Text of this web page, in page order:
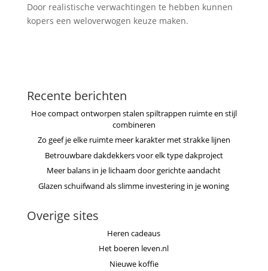
Door realistische verwachtingen te hebben kunnen
kopers een weloverwogen keuze maken.
Recente berichten
Hoe compact ontworpen stalen spiltrappen ruimte en stijl
combineren
Zo geef je elke ruimte meer karakter met strakke lijnen
Betrouwbare dakdekkers voor elk type dakproject
Meer balans in je lichaam door gerichte aandacht
Glazen schuifwand als slimme investering in je woning
Overige sites
Heren cadeaus
Het boeren leven.nl
Nieuwe koffie